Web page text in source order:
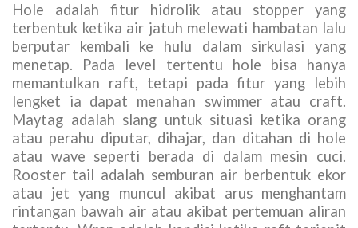
Hole adalah fitur hidrolik atau stopper yang
terbentuk ketika air jatuh melewati hambatan lalu
berputar kembali ke hulu dalam sirkulasi yang
menetap. Pada level tertentu hole bisa hanya
memantulkan raft, tetapi pada fitur yang lebih
lengket ia dapat menahan swimmer atau craft.
Maytag adalah slang untuk situasi ketika orang
atau perahu diputar, dihajar, dan ditahan di hole
atau wave seperti berada di dalam mesin cuci.
Rooster tail adalah semburan air berbentuk ekor
atau jet yang muncul akibat arus menghantam
rintangan bawah air atau akibat pertemuan aliran